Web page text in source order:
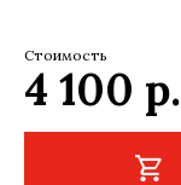
Стоимость
4 100 р.